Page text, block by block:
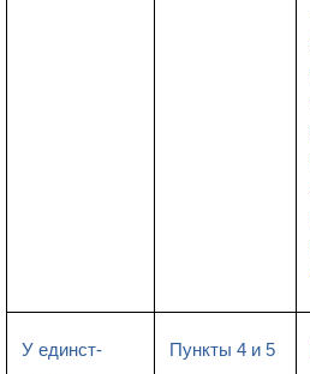
У единст-
Пункты 4 и 5